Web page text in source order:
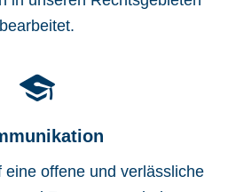
bearbeitet.
eine offene und verlässliche